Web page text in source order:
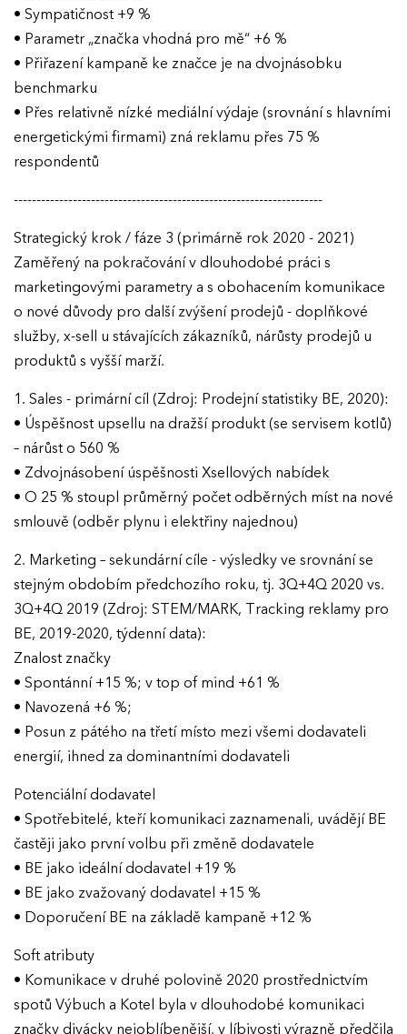
• Sympatičnost +9 %
• Parametr „značka vhodná pro mě“ +6 %
• Přiřazení kampaně ke značce je na dvojnásobku
benchmarku
• Přes relativně nízké mediální výdaje (srovnání s hlavními
energetickými firmami) zná reklamu přes 75 %
respondentů
--------------------------------------------------------------------
Strategický krok / fáze 3 (primárně rok 2020 - 2021)
Zaměřený na pokračování v dlouhodobé práci s
marketingovými parametry a s obohacením komunikace
o nové důvody pro další zvýšení prodejů - doplňkové
služby, x-sell u stávajících zákazníků, nárůsty prodejů u
produktů s vyšší marží.
1. Sales - primární cíl (Zdroj: Prodejní statistiky BE, 2020):
• Úspěšnost upsellu na dražší produkt (se servisem kotlů)
– nárůst o 560 %
• Zdvojnásobení úspěšnosti Xsellových nabídek
• O 25 % stoupl průměrný počet odběrných míst na nové
smlouvě (odběr plynu i elektřiny najednou)
2. Marketing – sekundární cíle - výsledky ve srovnání se
stejným obdobím předchozího roku, tj. 3Q+4Q 2020 vs.
3Q+4Q 2019 (Zdroj: STEM/MARK, Tracking reklamy pro
BE, 2019-2020, týdenní data):
Znalost značky
• Spontánní +15 %; v top of mind +61 %
• Navozená +6 %;
• Posun z pátého na třetí místo mezi všemi dodavateli
energií, ihned za dominantními dodavateli
Potenciální dodavatel
• Spotřebitelé, kteří komunikaci zaznamenali, uvádějí BE
častěji jako první volbu při změně dodavatele
• BE jako ideální dodavatel +19 %
• BE jako zvažovaný dodavatel +15 %
• Doporučení BE na základě kampaně +12 %
Soft atributy
• Komunikace v druhé polovině 2020 prostřednictvím
spotů Výbuch a Kotel byla v dlouhodobé komunikaci
značky divácky nejoblíbenější, v líbivosti výrazně předčila